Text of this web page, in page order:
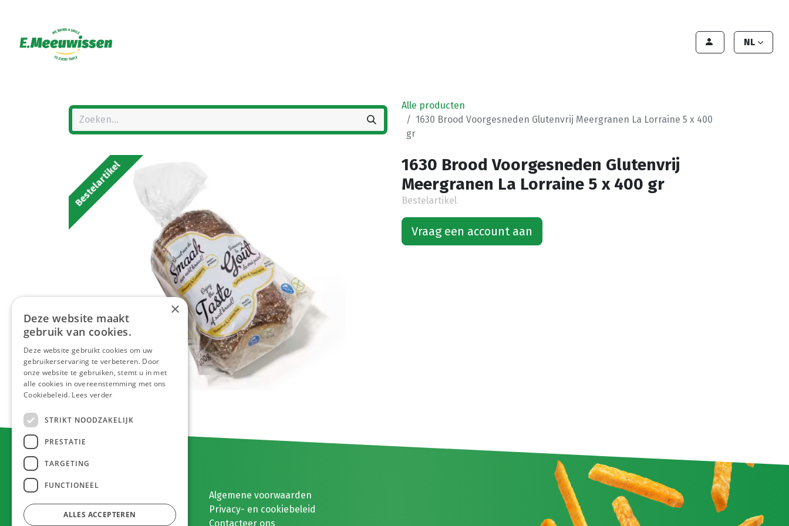
NL
Alle producten
1630 Brood Voorgesneden Glutenvrij Meergranen La Lorraine 5 x 400
gr
Bestelartikel
1630 Brood Voorgesneden Glutenvrij
Meergranen La Lorraine 5 x 400 gr
Bestelartikel
Vraag een account aan
E. MEEUWISSEN BV
Gaston Eyskenslaan 2
3900 Pelt, België
Algemene voorwaarden
Privacy- en cookiebeleid
Contacteer ons
×
Deze website maakt
gebruik van cookies.
Deze website gebruikt cookies om uw
gebruikerservaring te verbeteren. Door
onze website te gebruiken, stemt u in met
alle cookies in overeenstemming met ons
Cookiebeleid. Lees verder
STRIKT NOODZAKELIJK
PRESTATIE
TARGETING
FUNCTIONEEL
ALLES ACCEPTEREN